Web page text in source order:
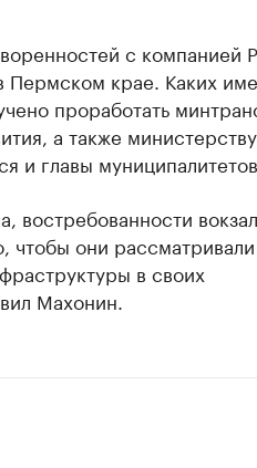
с компанией
Пермском крае. Каких
проработать
а также министерству
и главы муниципалитетов.
востребованности
чтобы они рассматривали
в своих
Махонин.